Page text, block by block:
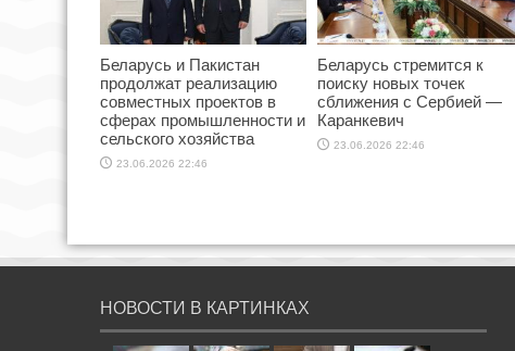
Беларусь и Пакистан
продолжат реализацию
совместных проектов в
сферах промышленности и
сельского хозяйства
23.06.2026 22:46
Беларусь стремится к
поиску новых точек
сближения с Сербией —
Каранкевич
23.06.2026 22:46
НОВОСТИ В КАРТИНКАХ